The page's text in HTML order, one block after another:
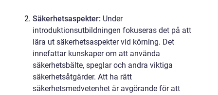
Säkerhetsaspekter: Under
introduktionsutbildningen fokuseras det på att
lära ut säkerhetsaspekter vid körning. Det
innefattar kunskaper om att använda
säkerhetsbälte, speglar och andra viktiga
säkerhetsåtgärder. Att ha rätt
säkerhetsmedvetenhet är avgörande för att